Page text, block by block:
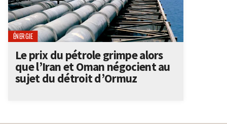
ÉNERGIE
Le prix du pétrole grimpe alors
que l’Iran et Oman négocient au
sujet du détroit d’Ormuz